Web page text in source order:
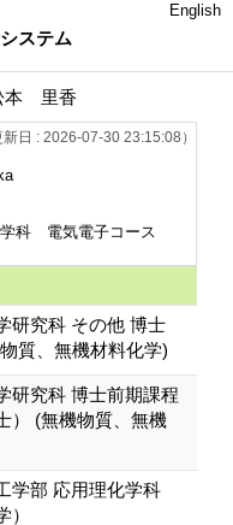
ステム
English
本 里香
新日 : 2026-07-30 23:15:08）
科 電気電子コース
研究科 その他 博士
質、無機材料化学)
研究科 博士前期課程
） (無機物質、無機
学部 応用理化学科